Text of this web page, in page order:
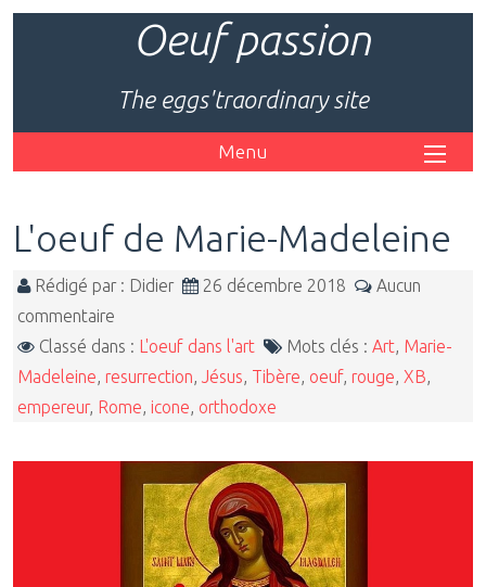
Oeuf passion
The eggs'traordinary site
Menu
L'oeuf de Marie-Madeleine
Rédigé par : Didier 26 décembre 2018
Aucun
commentaire
Classé dans : L'oeuf dans l'art Mots clés : Art Marie-
Madeleine resurrection Jésus Tibère oeuf, rouge XB
empereur, Rome icone orthodoxe